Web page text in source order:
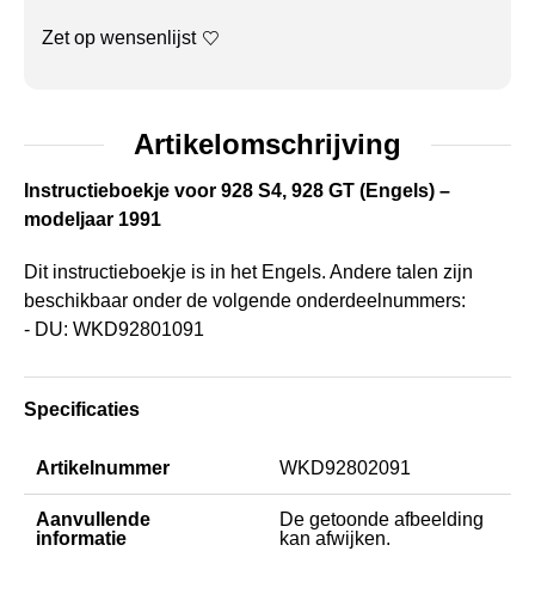
Zet op wensenlijst
Artikelomschrijving
Instructieboekje voor 928 S4, 928 GT (Engels) –
modeljaar 1991
Dit instructieboekje is in het Engels. Andere talen zijn
beschikbaar onder de volgende onderdeelnummers:
- DU: WKD92801091
Specificaties
Artikelnummer WKD92802091
Aanvullende
informatie
De getoonde afbeelding
kan afwijken.